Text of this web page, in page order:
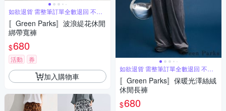
如欲退貨 需整筆訂單全數退回 不能
單退
〚Green Parks〛波浪緹花休閒
綁帶寬褲
$680
活動 券
加入購物車
如欲退貨 需整筆訂單全數退回 不能
單退
〚Green Parks〛保暖光澤絲絨
休閒長褲
$680